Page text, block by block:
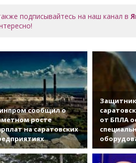
подписывайтесь на наш канал в
сообщил о
росте
на саратовских
от БПЛА